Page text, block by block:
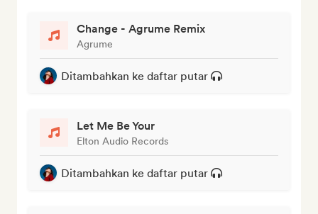
Change - Agrume Remix
Agrume
Ditambahkan ke daftar putar
Let Me Be Your
Elton Audio Records
Ditambahkan ke daftar putar